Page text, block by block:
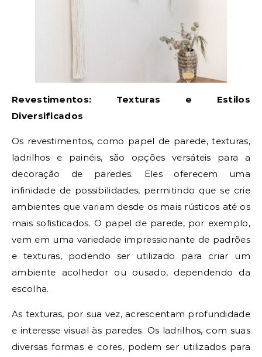
Revestimentos: Texturas e Estilos
Diversificados
Os revestimentos, como papel de parede, texturas,
ladrilhos e painéis, são opções versáteis para a
decoração de paredes. Eles oferecem uma
infinidade de possibilidades, permitindo que se crie
ambientes que variam desde os mais rústicos até os
mais sofisticados. O papel de parede, por exemplo,
vem em uma variedade impressionante de padrões
e texturas, podendo ser utilizado para criar um
ambiente acolhedor ou ousado, dependendo da
escolha.
As texturas, por sua vez, acrescentam profundidade
e interesse visual às paredes. Os ladrilhos, com suas
diversas formas e cores, podem ser utilizados para